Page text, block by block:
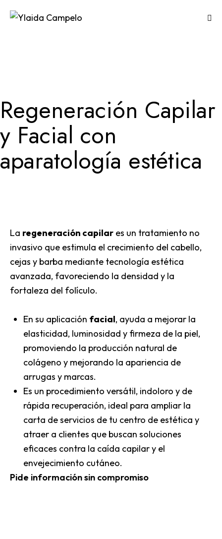
Regeneración Capilar
y Facial con
aparatología estética
La regeneración capilar es un tratamiento no
invasivo que estimula el crecimiento del cabello,
cejas y barba mediante tecnología estética
avanzada, favoreciendo la densidad y la
fortaleza del folículo.
En su aplicación facial, ayuda a mejorar la
elasticidad, luminosidad y firmeza de la piel,
promoviendo la producción natural de
colágeno y mejorando la apariencia de
arrugas y marcas.
Es un procedimiento versátil, indoloro y de
rápida recuperación, ideal para ampliar la
carta de servicios de tu centro de estética y
atraer a clientes que buscan soluciones
eficaces contra la caída capilar y el
envejecimiento cutáneo.
Pide información sin compromiso